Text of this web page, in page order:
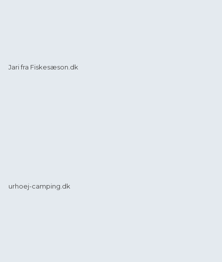
Jari fra Fiskesæson.dk
​urhoej-camping.dk